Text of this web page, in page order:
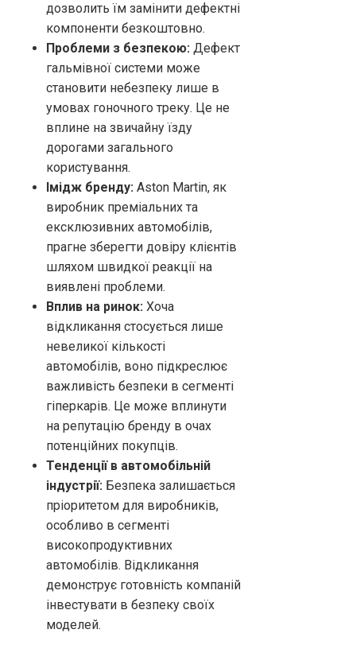
дозволить їм замінити дефектні
компоненти безкоштовно.
Проблеми з безпекою: Дефект
гальмівної системи може
становити небезпеку лише в
умовах гоночного треку. Це не
вплине на звичайну їзду
дорогами загального
користування.
Імідж бренду: Aston Martin, як
виробник преміальних та
ексклюзивних автомобілів,
прагне зберегти довіру клієнтів
шляхом швидкої реакції на
виявлені проблеми.
Вплив на ринок: Хоча
відкликання стосується лише
невеликої кількості
автомобілів, воно підкреслює
важливість безпеки в сегменті
гіперкарів. Це може вплинути
на репутацію бренду в очах
потенційних покупців.
Тенденції в автомобільній
індустрії: Безпека залишається
пріоритетом для виробників,
особливо в сегменті
високопродуктивних
автомобілів. Відкликання
демонструє готовність компаній
інвестувати в безпеку своїх
моделей.